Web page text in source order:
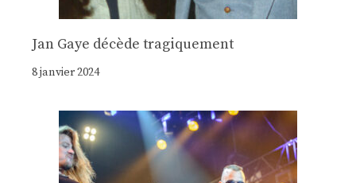
Jan Gaye décède tragiquement
8 janvier 2024